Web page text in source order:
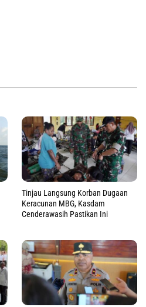
Tinjau Langsung Korban Dugaan
Keracunan MBG, Kasdam
Cenderawasih Pastikan Ini